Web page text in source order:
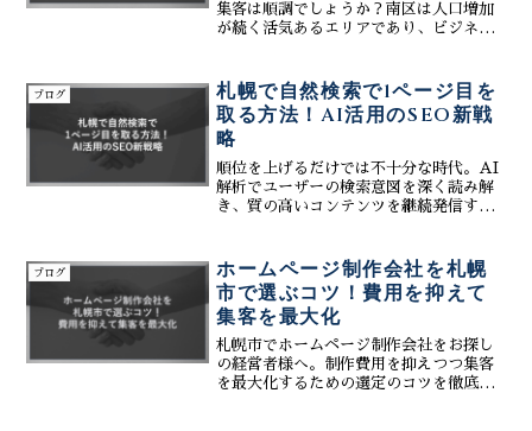
集客は順調でしょうか？南区は人口増加
が続く活気あるエリアであり、ビジネス
が不可欠です。ホームページを活用した
集客は、現代ビジネス...
ブログ
札幌で自然検索で1ページ目を
取る方法！AI活用のSEO新戦
略
順位を上げるだけでは不十分な時代。AI
解析でユーザーの検索意図を深く読み解
き、質の高いコンテンツを継続発信する
体的かつ最新のWeb運用メソッドを専門
家が徹底解説します。
ブログ
ホームページ制作会社を札幌
市で選ぶコツ！費用を抑えて
集客を最大化
札幌市でホームページ制作会社をお探し
の経営者様へ。制作費用を抑えつつ集客
を最大化するための選定のコツを徹底解